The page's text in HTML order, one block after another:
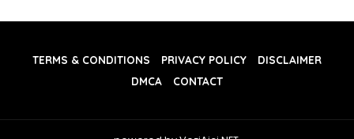
TERMS & CONDITIONS PRIVACY POLICY
DISCLAIMER
DMCA
CONTACT